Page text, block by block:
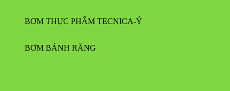
BƠM THỰC PHẨM TECNICA-Ý
BƠM BÁNH RĂNG